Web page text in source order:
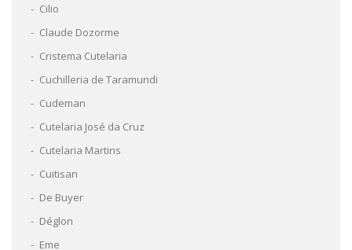
Cilio
Claude Dozorme
Cristema Cutelaria
Cuchilleria de Taramundi
Cudeman
Cutelaria José da Cruz
Cutelaria Martins
Cuitisan
De Buyer
Déglon
Eme